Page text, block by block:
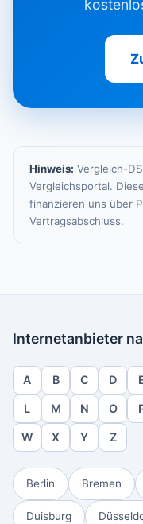
Hinweis: Vergleich-
Vergleichsportal.
finanzieren uns über
Vertragsabschluss.
Internetanbieter
A B C D
L M N O
W X Y Z
Berlin Bremen
Duisburg